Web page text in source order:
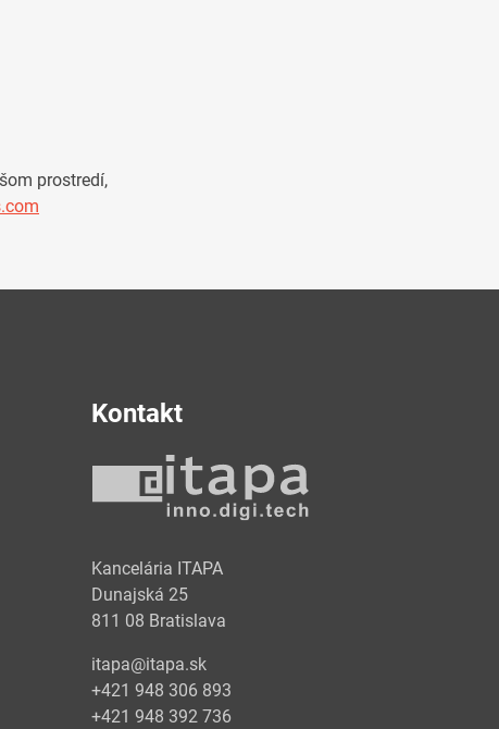
prostredí,
Kontakt
Kancelária ITAPA
Dunajská 25
811 08 Bratislava
itapa@itapa.sk
+421 948 306 893
+421 948 392 736